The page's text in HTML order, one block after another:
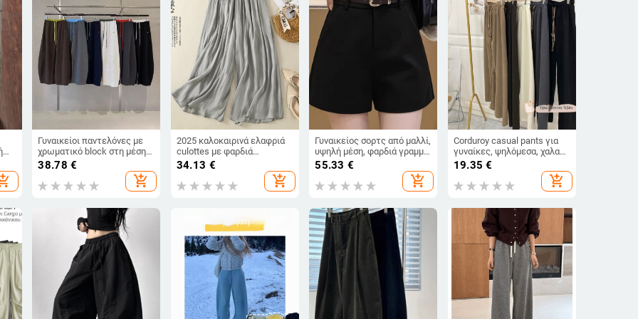
Γυναικείοι παντελόνες με
χρωματικό block στη μέση,
ψηλόμεσες, φαρδιές, με
λεπτομέρειες κοπής,
casual, δύο τρόποι
φορέματος, φθινόπωρο
38.78 €
add_shopping_cart
2025 καλοκαιρινά ελαφριά
culottes με φαρδιά
παντελόνια-φούστα, για
γυναίκες, ελαστική μέση,
σατινένια πτώση, ρετρό-
34.13 €
add_shopping_cart
Γυναικείος σορτς από μαλλί,
υψηλή μέση, φαρδιά γραμμή,
μήκος 3/4, χωρίς σιδέρωμα
55.33 €
add_shopping_cart
Corduroy casual pants για
γυναίκες, ψηλόμεσα, χαλαρή
γραμμή,
φθινοπωρινό-χειμερινό
19.35 €
add_shopping_cart